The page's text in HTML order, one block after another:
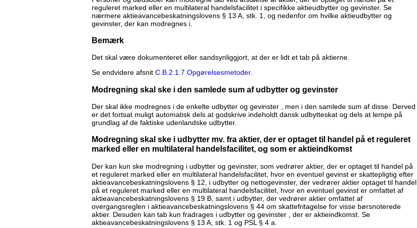
reguleret marked eller en multilateral handelsfacilitet i specifikke aktieudbytter og gevinster. Se
nærmere aktieavancebeskatningslovens § 13 A, stk. 1, og nedenfor om hvilke aktieudbytter og
gevinster, der kan modregnes i.
Bemærk
Det skal være dokumenteret eller sandsynliggjort, at der er lidt et tab på aktierne.
Se endvidere afsnit C.B.2.1.7 Opgørelsesmetoder.
Modregning skal ske i den samlede sum af udbytter og gevinster
Der skal ikke modregnes i de enkelte udbytter og gevinster , men i den samlede sum af disse. Derved
er det fortsat muligt automatisk dels at godskrive indeholdt dansk udbytteskat og dels at lempe på
grundlag af de faktiske udenlandske udbytter.
Modregning skal ske i udbytter mv. fra aktier, der er optaget til handel på et reguleret
marked eller en multilateral handelsfacilitet, og som er aktieindkomst
Der kan kun ske modregning i udbytter og gevinster, som vedrører aktier, der er optaget til handel på
et reguleret marked eller en multilateral handelsfacilitet, hvor en eventuel gevinst er skattepligtig efter
aktieavancebeskatningslovens § 12, i udbytter og nettogevinster, der vedrører aktier optaget til handel
på et reguleret marked eller en multilateral handelsfacilitet, hvor en eventuel gevinst er omfattet af
aktieavancebeskatningslovens § 19 B, samt i udbytter, der vedrører aktier omfattet af
overgangsreglen i aktieavancebeskatningslovens § 44 om skattefritagelse for visse børsnoterede
aktier. Desuden kan tab kun fradrages i udbytter og gevinster , der er aktieindkomst. Se
aktieavancebeskatningslovens § 13 A, stk. 1 og PSL § 4 a.